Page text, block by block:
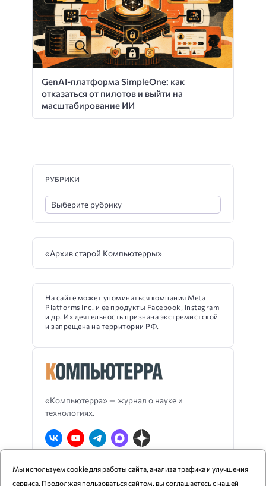
GenAI-платформа SimpleOne: как
отказаться от пилотов и выйти на
масштабирование ИИ
«Компьютерра» — журнал о науке и
технологиях.
О Компьютерре Блог издания
RSS
РУБРИКИ
«Архив старой Компьютерры»
На сайте может упоминаться компания Meta
Platforms Inc. и ее продукты Facebook, Instagram
и др. Их деятельность признана экстремистской
и запрещена на территории РФ.
Мы используем cookie для работы сайта, анализа трафика и улучшения
сервиса. Продолжая пользоваться сайтом, вы соглашаетесь с нашей